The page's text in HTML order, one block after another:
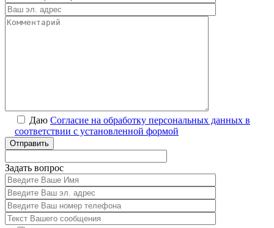
Даю Согласие на обработку персональных данных в
соответствии с установленной формой
Отправить
Задать вопрос